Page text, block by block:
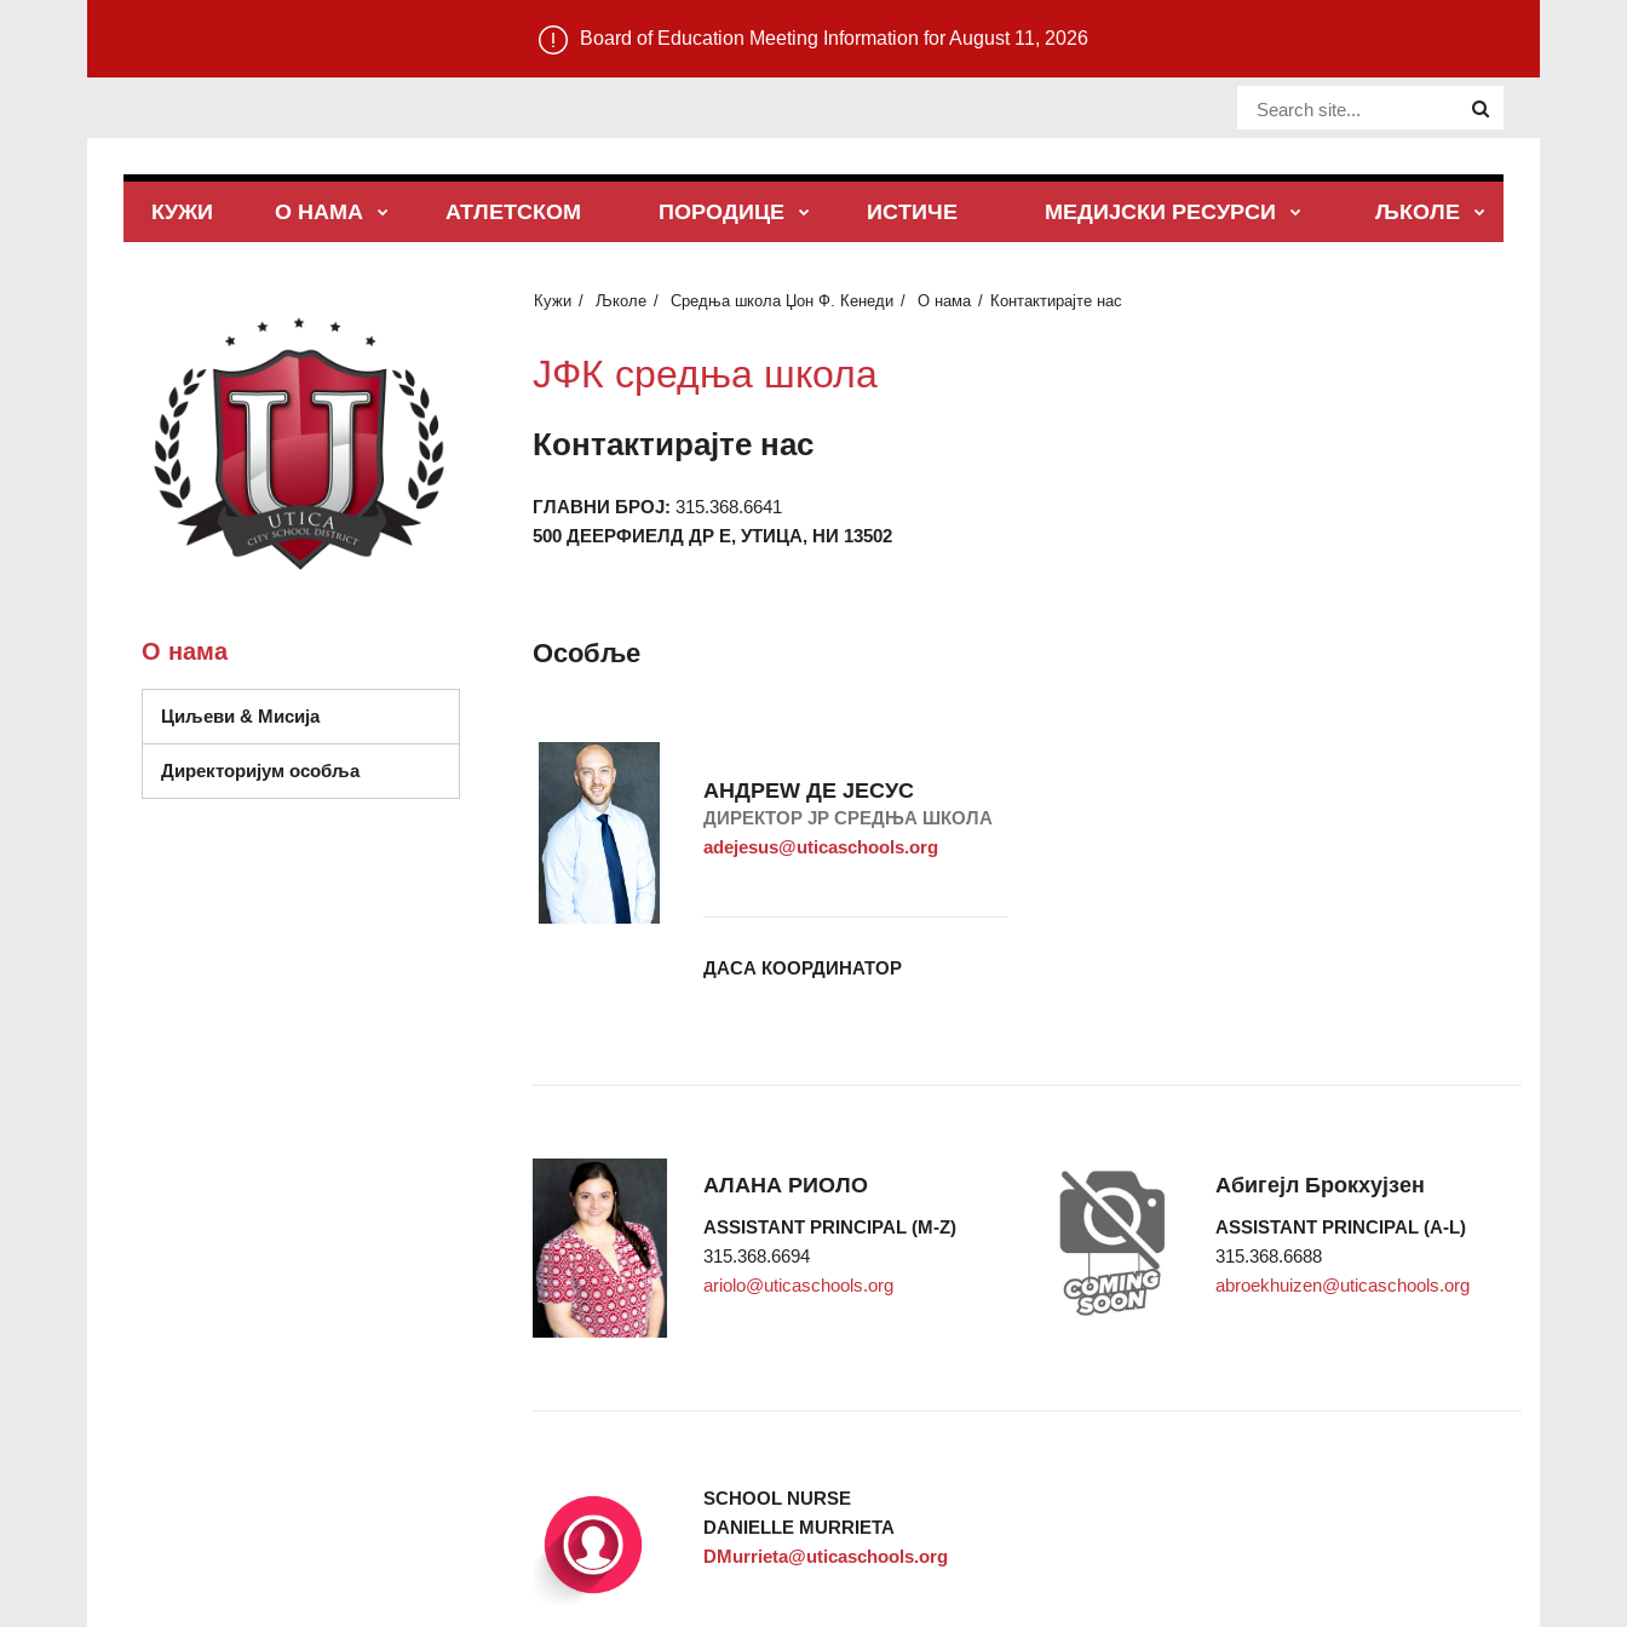
Board of Education Meeting Information for August 11, 2026
Website Site
КУЖИ О НАМА АТЛЕТСКОМ ПОРОДИЦЕ ИСТИЧЕ МЕДИЈСКИ РЕСУРСИ ЉКОЛЕ
Кужи Љколе Средња школа Џон Ф. Кенеди О нама Контактирајте нас
ЈФК средња школа
Контактирајте нас
ГЛАВНИ БРОЈ: 315.368.6641
500 ДЕЕРФИЕЛД ДР Е, УТИЦА, НИ 13502
Особље
АНДРЕW ДЕ ЈЕСУС
ДИРЕКТОР ЈР СРЕДЊА ШКОЛА
adejesus@uticaschools.org
ДАСА КООРДИНАТОР
АЛАНА РИОЛО
ASSISTANT PRINCIPAL (M-Z)
315.368.6694
ariolo@uticaschools.org
Абигејл Брокхујзен
ASSISTANT PRINCIPAL (A-L)
315.368.6688
abroekhuizen@uticaschools.org
SCHOOL NURSE
DANIELLE MURRIETA
DMurrieta@uticaschools.org
О нама
Циљеви & Мисија
Директоријум особља